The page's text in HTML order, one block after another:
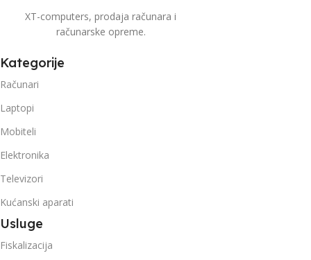
XT-computers, prodaja računara i
računarske opreme.
Kategorije
Računari
Laptopi
Mobiteli
Elektronika
Televizori
Kućanski aparati
Usluge
Fiskalizacija